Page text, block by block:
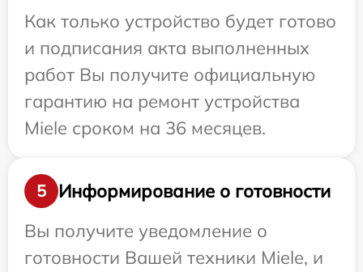
Как только устройство будет готово
и подписания акта выполненных
работ Вы получите официальную
гарантию на ремонт устройства
Miele сроком на 36 месяцев.
5
Информирование о готовности
Вы получите уведомление о
готовности Вашей техники Miele, и